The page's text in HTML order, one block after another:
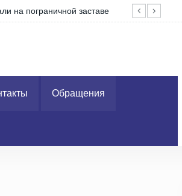
на пограничной заставе
Обращения